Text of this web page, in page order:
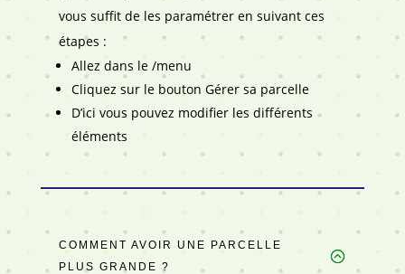
vous suffit de les paramétrer en suivant ces
étapes :
Allez dans le /menu
Cliquez sur le bouton Gérer sa parcelle
D’ici vous pouvez modifier les différents
éléments
COMMENT AVOIR UNE PARCELLE
PLUS GRANDE ?